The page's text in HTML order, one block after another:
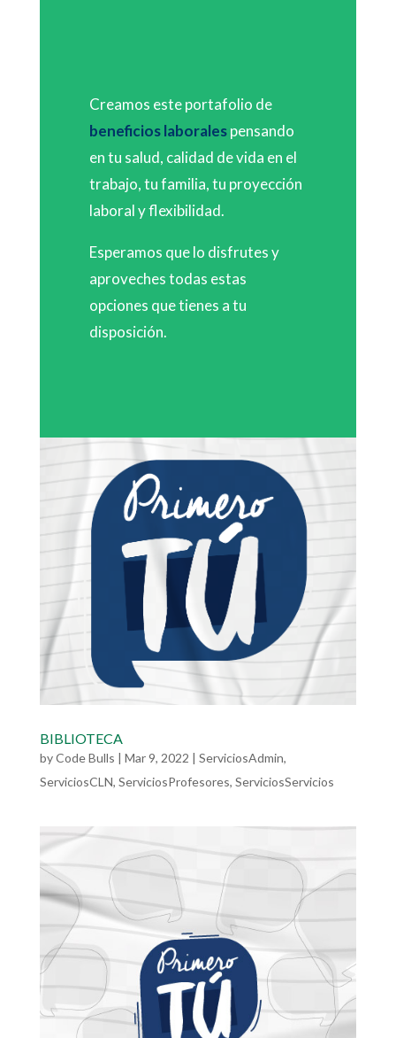
Creamos este portafolio de
beneficios laboralespensando
en tu salud, calidad de vida en el
trabajo, tu familia, tu proyección
laboral y flexibilidad.
Esperamos que lo disfrutes y
aproveches todas estas
opciones que tienes a tu
disposición.
BIBLIOTECA
byCode Bulls | Mar 9, 2022 | ServiciosAdmin,
ServiciosCLN, ServiciosProfesores, ServiciosServicios